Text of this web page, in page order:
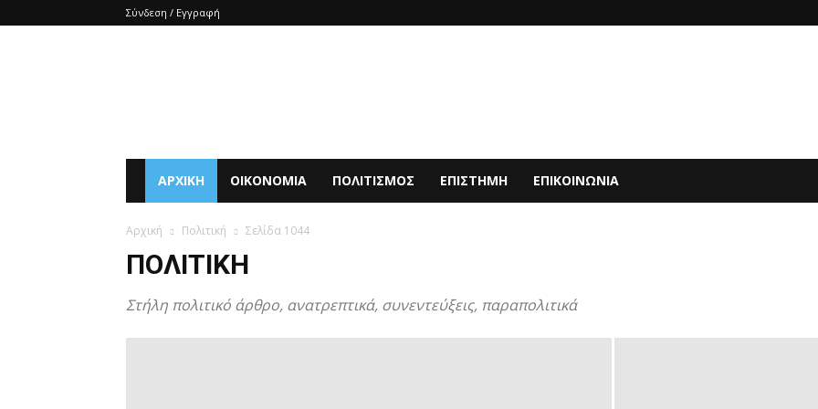
Σύνδεση / Εγγραφή
ΑΡΧΙΚΗ ΟΙΚΟΝΟΜΙΑ ΠΟΛΙΤΙΣΜΟΣ ΕΠΙΣΤΗΜΗ ΕΠΙΚΟΙΝΩΝΙΑ
Αρχική Πολιτική Σελίδα 1044
ΠΟΛΙΤΙΚΉ
Στήλη πολιτικό άρθρο, ανατρεπτικά, συνεντεύξεις, παραπολιτικά